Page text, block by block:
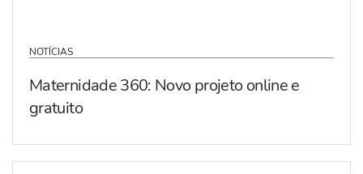
NOTÍCIAS
Maternidade 360: Novo projeto online e
gratuito